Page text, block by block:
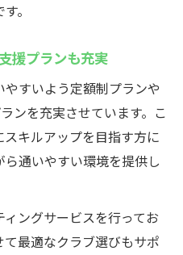
。
援プランも充実
すいよう定額制プランや
ンを充実させています。こ
キルアップを目指す方に
通いやすい環境を提供し
ングサービスを行ってお
最適なクラブ選びもサポ